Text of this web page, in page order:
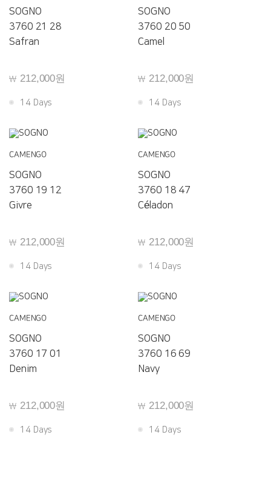
SOGNO
3760 21 28
Safran
￦ 212,000원
14 Days
SOGNO
3760 20 50
Camel
￦ 212,000원
14 Days
CAMENGO
SOGNO
3760 19 12
Givre
￦ 212,000원
14 Days
CAMENGO
SOGNO
3760 18 47
Céladon
￦ 212,000원
14 Days
CAMENGO
SOGNO
3760 17 01
Denim
￦ 212,000원
14 Days
CAMENGO
SOGNO
3760 16 69
Navy
￦ 212,000원
14 Days